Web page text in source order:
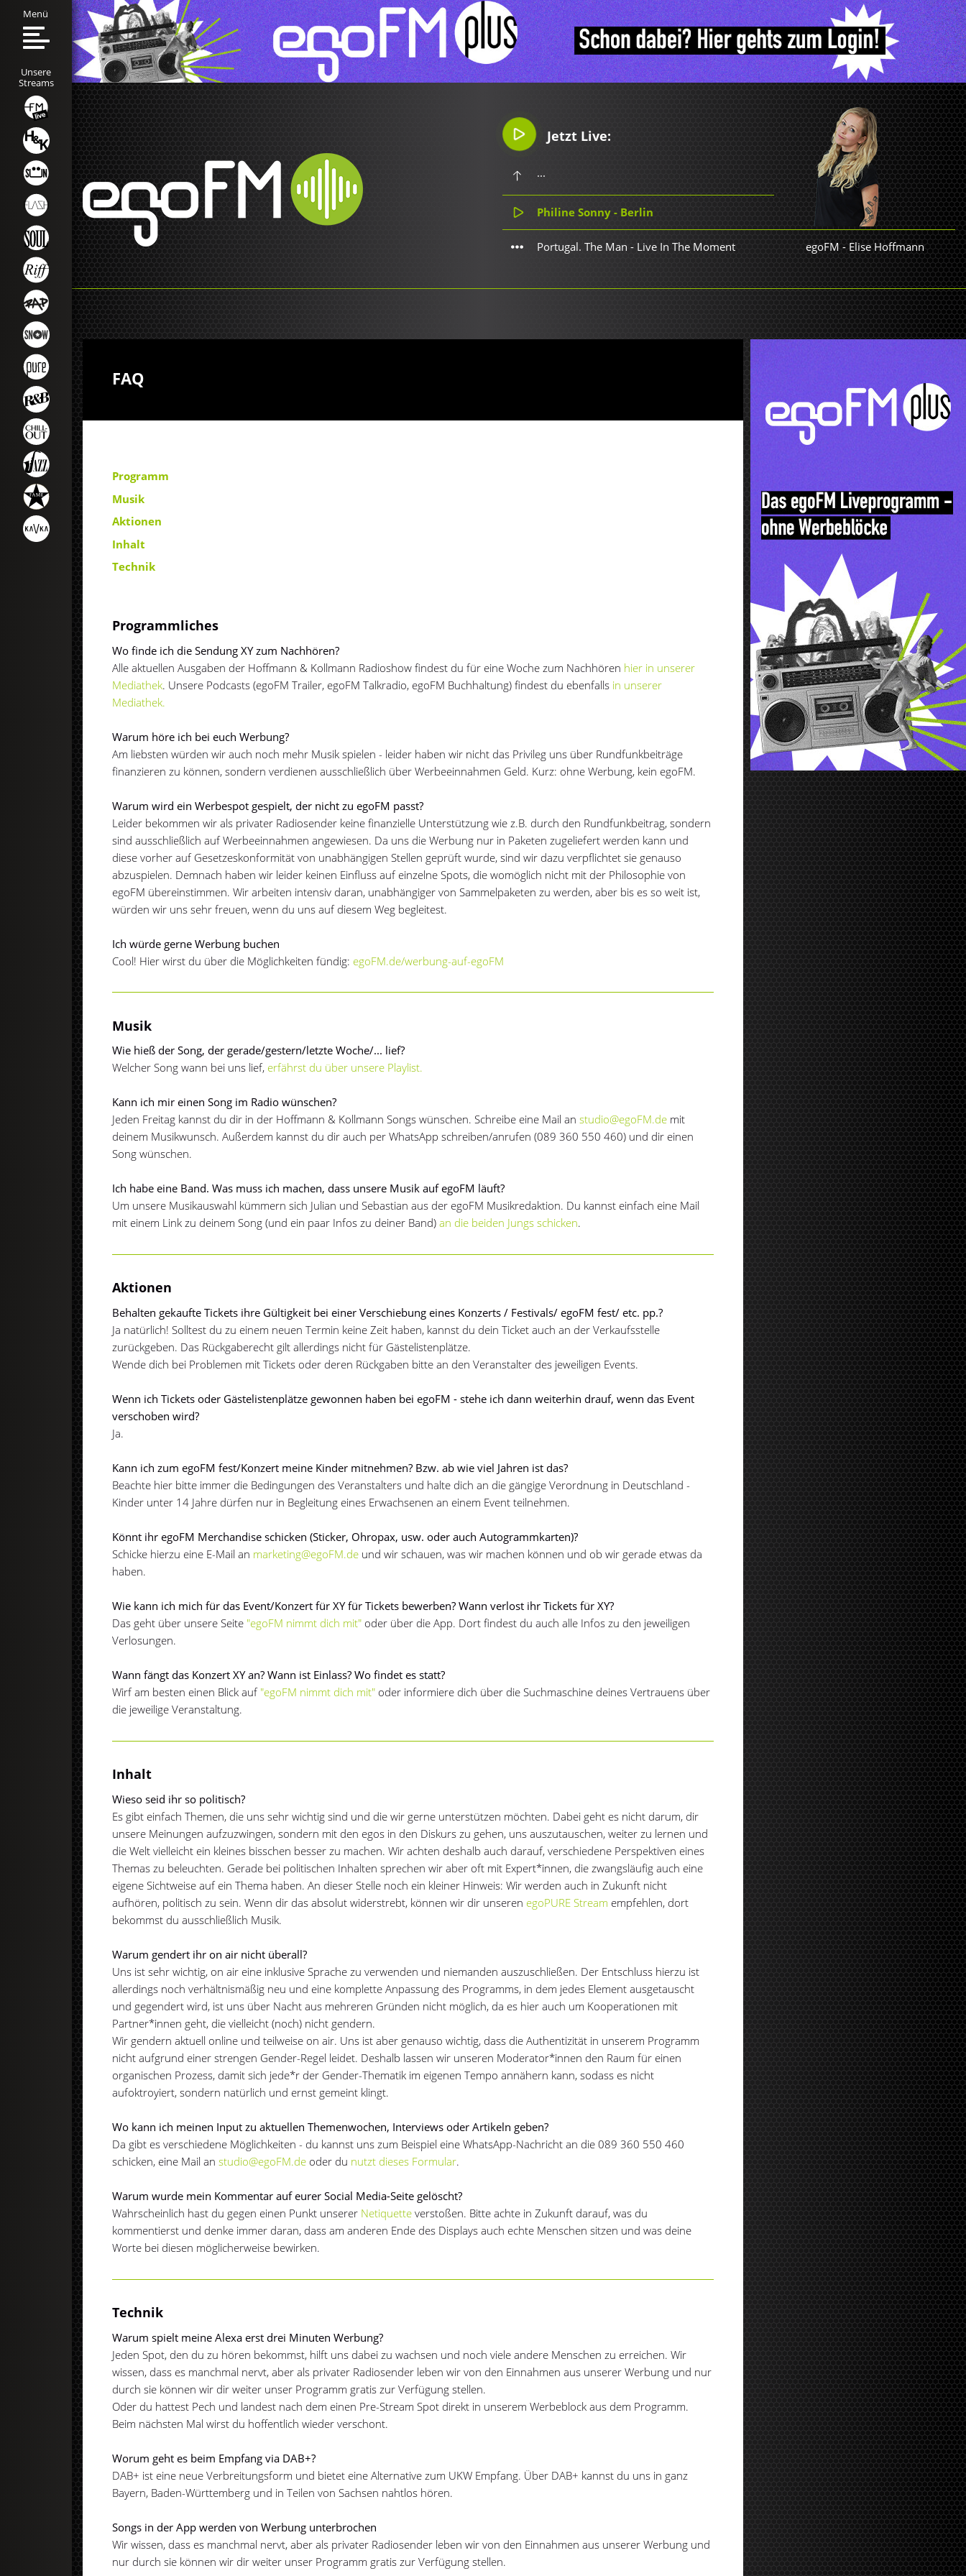
Jetzt Live:
...
Philine Sonny - Berlin
Portugal. The Man - Live In The Moment egoFM- Elise Hoffmann
Menü
Unsere
Streams
FAQ
Programm
Musik
Aktionen
Inhalt
Technik
Programmliches
Wo finde ich die Sendung XY zum Nachhören?
Alle aktuellen Ausgaben der Hoffmann & Kollmann Radioshow findest du für eine Woche zum Nachhören hier in unserer
Mediathek. Unsere Podcasts (egoFM Trailer, egoFM Talkradio, egoFM Buchhaltung) findest du ebenfalls in unserer
Mediathek.
Warum höre ich bei euch Werbung?
Am liebsten würden wir auch noch mehr Musik spielen - leider haben wir nicht das Privileg uns über Rundfunkbeiträge
finanzieren zu können, sondern verdienen ausschließlich über Werbeeinnahmen Geld. Kurz: ohne Werbung, kein egoFM.
Warum wird ein Werbespot gespielt, der nicht zu egoFM passt?
Leider bekommen wir als privater Radiosender keine finanzielle Unterstützung wie z.B. durch den Rundfunkbeitrag, sondern
sind ausschließlich auf Werbeeinnahmen angewiesen. Da uns die Werbung nur in Paketen zugeliefert werden kann und
diese vorher auf Gesetzeskonformität von unabhängigen Stellen geprüft wurde, sind wir dazu verpflichtet sie genauso
abzuspielen. Demnach haben wir leider keinen Einfluss auf einzelne Spots, die womöglich nicht mit der Philosophie von
egoFM übereinstimmen. Wir arbeiten intensiv daran, unabhängiger von Sammelpaketen zu werden, aber bis es so weit ist,
würden wir uns sehr freuen, wenn du uns auf diesem Weg begleitest.
Ich würde gerne Werbung buchen
Cool! Hier wirst du über die Möglichkeiten fündig: egoFM.de/werbung-auf-egoFM
Musik
Wie hieß der Song, der gerade/gestern/letzte Woche/... lief?
Welcher Song wann bei uns lief, erfährst du über unsere Playlist.
Kann ich mir einen Song im Radio wünschen?
Jeden Freitag kannst du dir in der Hoffmann & Kollmann Songs wünschen. Schreibe eine Mail anstudio@egoFM.de mit
deinem Musikwunsch. Außerdem kannst du dir auch per WhatsApp schreiben/anrufen (089 360 550 460) und dir einen
Song wünschen.
Ich habe eine Band. Was muss ich machen, dass unsere Musik auf egoFM läuft?
Um unsere Musikauswahl kümmern sich Julian und Sebastian aus der egoFM Musikredaktion. Du kannst einfach eine Mail
mit einem Link zu deinem Song (und ein paar Infos zu deiner Band)an die beiden Jungs schicken.
Aktionen
Behalten gekaufte Tickets ihre Gültigkeit bei einer Verschiebung eines Konzerts / Festivals/ egoFM fest/ etc. pp.?
Ja natürlich! Solltest du zu einem neuen Termin keine Zeit haben, kannst du dein Ticket auch an der Verkaufsstelle
zurückgeben. Das Rückgaberecht gilt allerdings nicht für Gästelistenplätze.
Wende dich bei Problemen mit Tickets oder deren Rückgaben bitte an den Veranstalter des jeweiligen Events.
Wenn ich Tickets oder Gästelistenplätze gewonnen haben bei egoFM - stehe ich dann weiterhin drauf, wenn das Event
verschoben wird?
Ja.
Kann ich zum egoFM fest/Konzert meine Kinder mitnehmen? Bzw. ab wie viel Jahren ist das?
Beachte hier bitte immer die Bedingungen des Veranstalters und halte dich an die gängige Verordnung in Deutschland -
Kinder unter 14 Jahre dürfen nur in Begleitung eines Erwachsenen an einem Event teilnehmen.
Könnt ihr egoFM Merchandise schicken (Sticker, Ohropax, usw. oder auch Autogrammkarten)?
Schicke hierzu eine E-Mail an marketing@egoFM.de und wir schauen, was wir machen können und ob wir gerade etwas da
haben.
Wie kann ich mich für das Event/Konzert für XY für Tickets bewerben? Wann verlost ihr Tickets für XY?
Das geht über unsere Seite "egoFM nimmt dich mit" oder über die App. Dort findest du auch alle Infos zu den jeweiligen
Verlosungen.
Wann fängt das Konzert XY an? Wann ist Einlass? Wo findet es statt?
Wirf am besten einen Blick auf "egoFM nimmt dich mit" oder informiere dich über die Suchmaschine deines Vertrauens über
die jeweilige Veranstaltung.
Inhalt
Wieso seid ihr so politisch?
Es gibt einfach Themen, die uns sehr wichtig sind und die wir gerne unterstützen möchten. Dabei geht es nicht darum, dir
unsere Meinungen aufzuzwingen, sondern mit den egos in den Diskurs zu gehen, uns auszutauschen, weiter zu lernen und
die Welt vielleicht ein kleines bisschen besser zu machen. Wir achten deshalb auch darauf, verschiedene Perspektiven eines
Themas zu beleuchten. Gerade bei politischen Inhalten sprechen wir aber oft mit Expert*innen, die zwangsläufig auch eine
eigene Sichtweise auf ein Thema haben. An dieser Stelle noch ein kleiner Hinweis: Wir werden auch in Zukunft nicht
aufhören, politisch zu sein. Wenn dir das absolut widerstrebt, können wir dir unseren egoPURE Stream empfehlen, dort
bekommst du ausschließlich Musik.
Warum gendert ihr on air nicht überall?
Uns ist sehr wichtig, on air eine inklusive Sprache zu verwenden und niemanden auszuschließen. Der Entschluss hierzu ist
allerdings noch verhältnismäßig neu und eine komplette Anpassung des Programms, in dem jedes Element ausgetauscht
und gegendert wird, ist uns über Nacht aus mehreren Gründen nicht möglich, da es hier auch um Kooperationen mit
Partner*innen geht, die vielleicht (noch) nicht gendern.
Wir gendern aktuell online und teilweise on air. Uns ist aber genauso wichtig, dass die Authentizität in unserem Programm
nicht aufgrund einer strengen Gender-Regel leidet. Deshalb lassen wir unseren Moderator*innen den Raum für einen
organischen Prozess, damit sich jede*r der Gender-Thematik im eigenen Tempo annähern kann, sodass es nicht
aufoktroyiert, sondern natürlich und ernst gemeint klingt.
Wo kann ich meinen Input zu aktuellen Themenwochen, Interviews oder Artikeln geben?
Da gibt es verschiedene Möglichkeiten - du kannst uns zum Beispiel eine WhatsApp-Nachricht an die 089 360 550 460
schicken, eine Mail anstudio@egoFM.de oder du nutzt dieses Formular.
Warum wurde mein Kommentar auf eurer Social Media-Seite gelöscht?
Wahrscheinlich hast du gegen einen Punkt unserer Netiquette verstoßen. Bitte achte in Zukunft darauf, was du
kommentierst und denke immer daran, dass am anderen Ende des Displays auch echte Menschen sitzen und was deine
Worte bei diesen möglicherweise bewirken.
Technik
Warum spielt meine Alexa erst drei Minuten Werbung?
Jeden Spot, den du zu hören bekommst, hilft uns dabei zu wachsen und noch viele andere Menschen zu erreichen. Wir
wissen, dass es manchmal nervt, aber als privater Radiosender leben wir von den Einnahmen aus unserer Werbung und nur
durch sie können wir dir weiter unser Programm gratis zur Verfügung stellen.
Oder du hattest Pech und landest nach dem einen Pre-Stream Spot direkt in unserem Werbeblock aus dem Programm.
Beim nächsten Mal wirst du hoffentlich wieder verschont.
Worum geht es beim Empfang via DAB+?
DAB+ ist eine neue Verbreitungsform und bietet eine Alternative zum UKW Empfang. Über DAB+ kannst du uns in ganz
Bayern, Baden-Württemberg und in Teilen von Sachsen nahtlos hören.
Songs in der App werden von Werbung unterbrochen
Wir wissen, dass es manchmal nervt, aber als privater Radiosender leben wir von den Einnahmen aus unserer Werbung und
nur durch sie können wir dir weiter unser Programm gratis zur Verfügung stellen.